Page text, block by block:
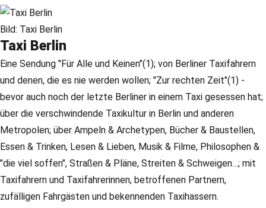
Bild: Taxi Berlin
Taxi Berlin
Eine Sendung "Für Alle und Keinen"(1); von Berliner Taxifahrern
und denen, die es nie werden wollen; "Zur rechten Zeit"(1) -
bevor auch noch der letzte Berliner in einem Taxi gesessen hat;
über die verschwindende Taxikultur in Berlin und anderen
Metropolen; über Ampeln & Archetypen, Bücher & Baustellen,
Essen & Trinken, Lesen & Lieben, Musik & Filme, Philosophen &
"die viel soffen", Straßen & Pläne, Streiten & Schweigen…; mit
Taxifahrern und Taxifahrerinnen, betroffenen Partnern,
zufälligen Fahrgästen und bekennenden Taxihassern.